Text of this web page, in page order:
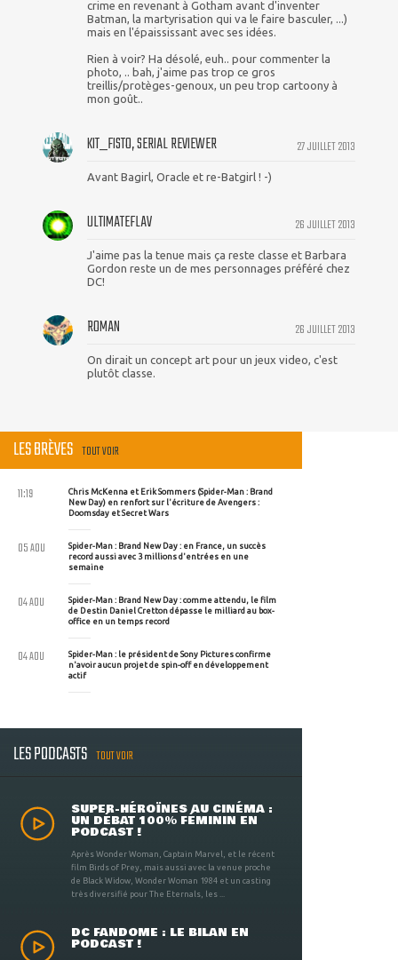
crime en revenant à Gotham avant d'inventer
Batman, la martyrisation qui va le faire basculer, ...)
mais en l'épaississant avec ses idées.
Rien à voir? Ha désolé, euh.. pour commenter la
photo, .. bah, j'aime pas trop ce gros
treillis/protèges-genoux, un peu trop cartoony à
mon goût..
27 JUILLET 2013
KIT_FISTO, SERIAL REVIEWER
Avant Bagirl, Oracle et re-Batgirl ! -)
26 JUILLET 2013
ULTIMATEFLAV
J'aime pas la tenue mais ça reste classe et Barbara
Gordon reste un de mes personnages préféré chez
DC!
26 JUILLET 2013
ROMAN
On dirait un concept art pour un jeux video, c'est
plutôt classe.
LES BRÈVES TOUT VOIR
Chris McKenna et Erik Sommers (Spider-Man : Brand
New Day) en renfort sur l'écriture de Avengers :
Doomsday et Secret Wars
11:19
Spider-Man : Brand New Day : en France, un succès
record aussi avec 3 millions d'entrées en une
semaine
05 AOU
Spider-Man : Brand New Day : comme attendu, le film
de Destin Daniel Cretton dépasse le milliard au box-
office en un temps record
04 AOU
Spider-Man : le président de Sony Pictures confirme
n'avoir aucun projet de spin-off en développement
actif
04 AOU
LES PODCASTS TOUT VOIR
SUPER-HÉROÏNES AU CINÉMA :
UN DÉBAT 100% FÉMININ EN
PODCAST !
Après Wonder Woman, Captain Marvel, et le récent
film Birds of Prey, mais aussi avec la venue proche
de Black Widow, Wonder Woman 1984 et un casting
très diversifié pour The Eternals, les ...
DC FANDOME : LE BILAN EN
PODCAST !